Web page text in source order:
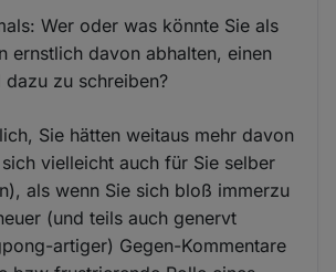
Wer oder was könnte Sie als
ernstlich davon abhalten, einen
dazu zu schreiben?
Sie hätten weitaus mehr davon
vielleicht auch für Sie selber
als wenn Sie sich bloß immerzu
(und teils auch genervt
artiger) Gegen-Kommentare